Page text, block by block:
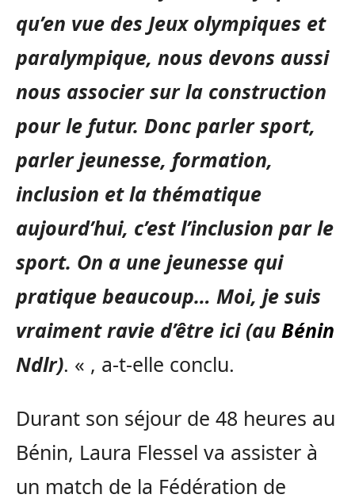
qu’en vue des Jeux olympiques et
paralympique, nous devons aussi
nous associer sur la construction
pour le futur. Donc parler sport,
parler jeunesse, formation,
inclusion et la thématique
aujourd’hui, c’est l’inclusion par le
sport. On a une jeunesse qui
pratique beaucoup… Moi, je suis
vraiment ravie d’être ici (au Bénin
Ndlr). « , a-t-elle conclu.
Durant son séjour de 48 heures au
Bénin, Laura Flessel va assister à
un match de la Fédération de